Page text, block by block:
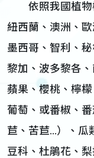
依照我國植物
紐西蘭、澳洲、
墨西哥、智利、
黎加、波多黎各
蘋果、櫻桃、檸
葡萄、或番椒、
苣、苦苣…）、瓜
豆科、杜鵑花、